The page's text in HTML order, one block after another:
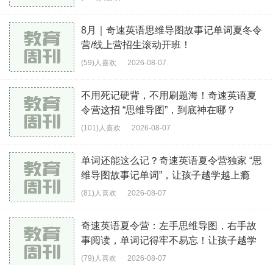
8月｜奇速英语思维导图故事记单词夏冬令
营/线上营招生滚动开班！
(59)人喜欢 2026-08-07
不用死记硬背，不用刷题海！奇速英语夏
令营这招 “思维导图”，到底神在哪？
(101)人喜欢 2026-08-07
单词还能这么记？奇速英语夏令营独家 “思
维导图故事记单词”，让孩子越学越上瘾
(81)人喜欢 2026-08-07
奇速英语夏令营：左手思维导图，右手故
事阅读，单词记得牢不易忘！让孩子越学
越上瘾
(79)人喜欢 2026-08-07